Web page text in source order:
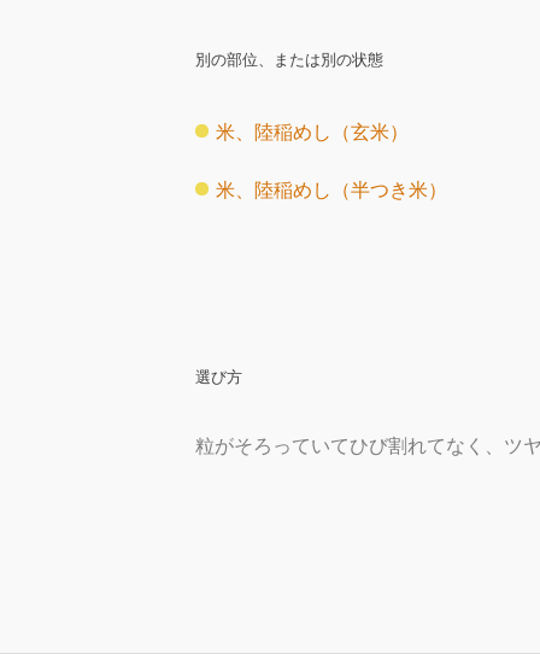
別の部位、または別の状態
米、陸稲めし（玄米）
米、陸稲めし（半つき米）
選び方
粒がそろっていてひび割れてなく、ツ